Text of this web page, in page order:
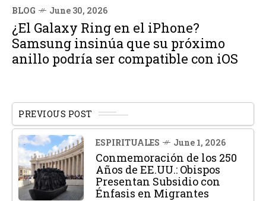
BLOG June 30, 2026
¿El Galaxy Ring en el iPhone?
Samsung insinúa que su próximo
anillo podría ser compatible con iOS
PREVIOUS POST
ESPIRITUALES June 1, 2026
Conmemoración de los 250
Años de EE.UU.: Obispos
Presentan Subsidio con
Énfasis en Migrantes